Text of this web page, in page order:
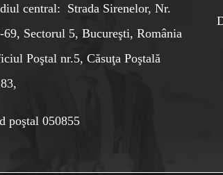
central: Strada Sirenelor, Nr.
69, Sectorul 5, Bucureşti, România
Poştal nr.5, Căsuţa Poştală
poştal 050855